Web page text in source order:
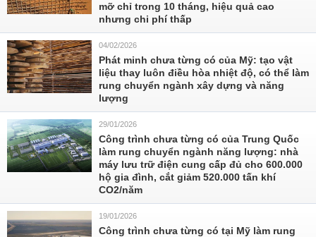
mỡ chỉ trong 10 tháng, hiệu quả cao
nhưng chi phí thấp
04/02/2026
Phát minh chưa từng có của Mỹ: tạo vật
liệu thay luôn điều hòa nhiệt độ, có thể làm
rung chuyển ngành xây dựng và năng
lượng
29/01/2026
Công trình chưa từng có của Trung Quốc
làm rung chuyển ngành năng lượng: nhà
máy lưu trữ điện cung cấp đủ cho 600.000
hộ gia đình, cắt giảm 520.000 tấn khí
CO2/năm
19/01/2026
Công trình chưa từng có tại Mỹ làm rung